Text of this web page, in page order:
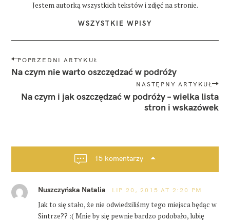
o
r
n
r
a
Jestem autorką wszystkich tekstów i zdjęć na stronie.
WSZYSTKIE WPISY
N
a
j
s
POPRZEDNI ARTYKUŁ
Na czym nie warto oszczędzać w podróży
NASTĘPNY ARTYKUŁ
Na czym i jak oszczędzać w podróży – wielka lista
stron i wskazówek
15 komentarzy
Nuszczyńska Natalia LIP 20, 2015 AT 2:20 PM
Jak to się stało, że nie odwiedziliśmy tego miejsca będąc w
Sintrze?? :( Mnie by się pewnie bardzo podobało, lubię